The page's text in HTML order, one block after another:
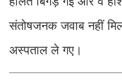
संतोषजनक जवाब नहीं
अस्पताल ले गए।